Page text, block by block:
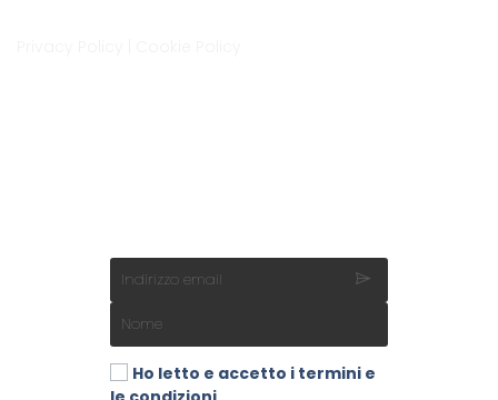
Ho letto e accetto i termini e